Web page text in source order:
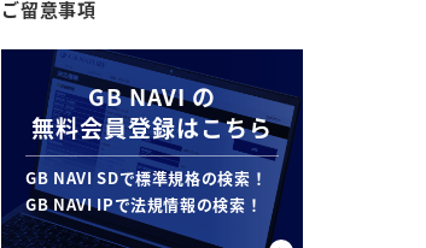
ご留意事項
GB NAVI の
無料会員登録はこちら
GB NAVI SDで標準規格の検索！
GB NAVI IPで法規情報の検索！